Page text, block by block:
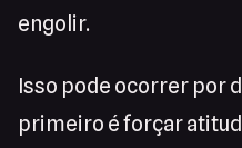
engolir.
Isso pode ocorrer por
primeiro é forçar